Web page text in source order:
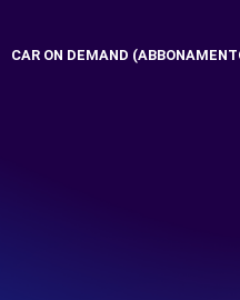
CAR ON DEMAND